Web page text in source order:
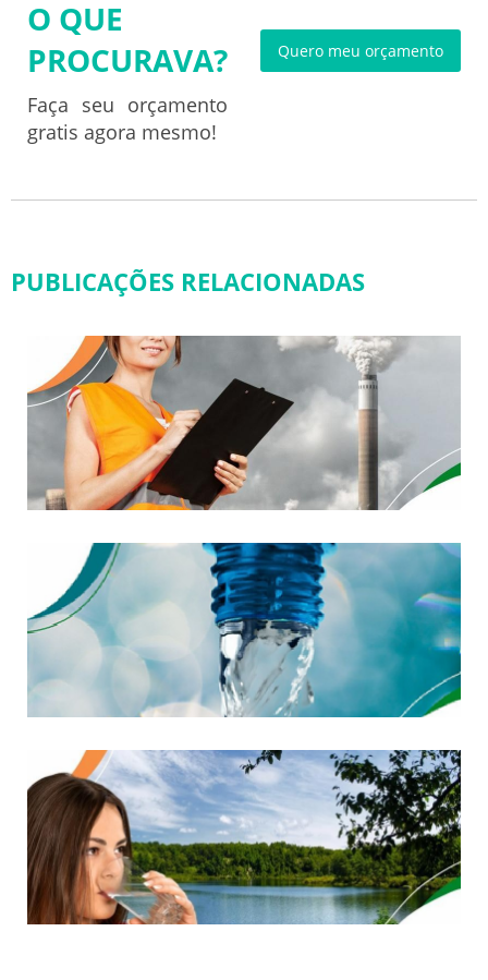
O QUE
PROCURAVA?
Faça seu orçamento
gratis agora mesmo!
Quero meu orçamento
PUBLICAÇÕES RELACIONADAS